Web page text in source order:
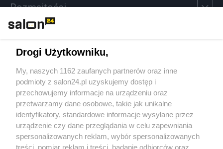
Rozmaitości
Sport
Społeczeństwo
Kultura
Drogi Użytkowniku,
My, naszych 1162 zaufanych partnerów oraz inne
podmioty z salon24.pl uzyskujemy dostęp i
przechowujemy informacje na urządzeniu oraz
przetwarzamy dane osobowe, takie jak unikalne
identyfikatory, standardowe informacje wysyłane przez
urządzenie czy dane przeglądania w celu zapewniania
spersonalizowanych reklam, wybór spersonalizowanych
treści, pomiar reklam i treści, badanie odbiorców oraz